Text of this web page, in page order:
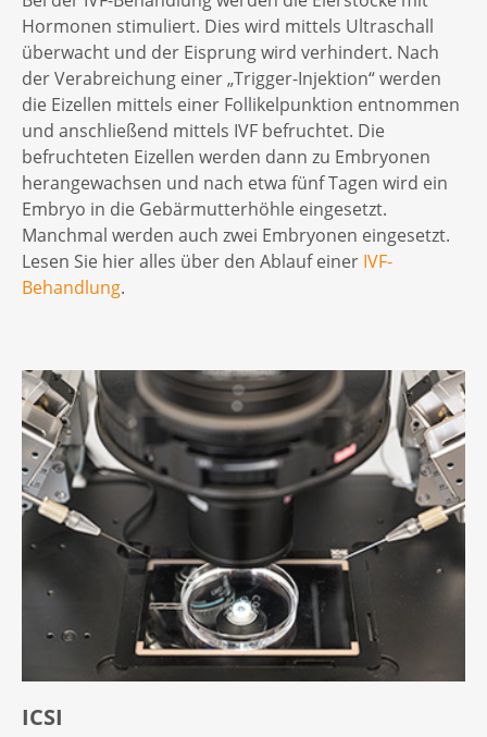
Hormonen stimuliert. Dies wird mittels Ultraschall
überwacht und der Eisprung wird verhindert. Nach
der Verabreichung einer „Trigger-Injektion“ werden
die Eizellen mittels einer Follikelpunktion entnommen
und anschließend mittels IVF befruchtet. Die
befruchteten Eizellen werden dann zu Embryonen
herangewachsen und nach etwa fünf Tagen wird ein
Embryo in die Gebärmutterhöhle eingesetzt.
Manchmal werden auch zwei Embryonen eingesetzt.
Lesen Sie hier alles über den Ablauf einer IVF-
Behandlung.
ICSI